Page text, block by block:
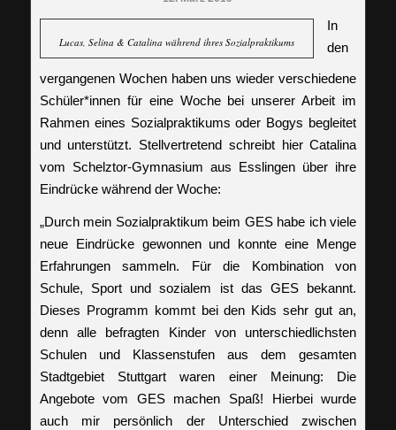
Lucas, Selina & Catalina während ihres Sozialpraktikums
In
den
vergangenen Wochen haben uns wieder verschiedene
Schüler*innen für eine Woche bei unserer Arbeit im
Rahmen eines Sozialpraktikums oder Bogys begleitet
und unterstützt. Stellvertretend schreibt hier Catalina
vom Schelztor-Gymnasium aus Esslingen über ihre
Eindrücke während der Woche:
„Durch mein Sozialpraktikum beim GES habe ich viele
neue Eindrücke gewonnen und konnte eine Menge
Erfahrungen sammeln. Für die Kombination von
Schule, Sport und sozialem ist das GES bekannt.
Dieses Programm kommt bei den Kids sehr gut an,
denn alle befragten Kinder von unterschiedlichsten
Schulen und Klassenstufen aus dem gesamten
Stadtgebiet Stuttgart waren einer Meinung: Die
Angebote vom GES machen Spaß! Hierbei wurde
auch mir persönlich der Unterschied zwischen